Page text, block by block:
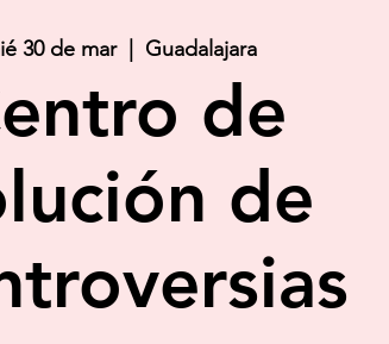
30 de mar
  |
Guadalajara
de
de